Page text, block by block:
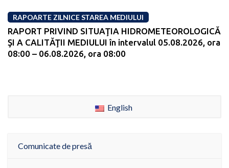
RAPOARTE ZILNICE STAREA MEDIULUI
RAPORT PRIVIND SITUAŢIA HIDROMETEOROLOGICĂ
ŞI A CALITĂŢII MEDIULUI în intervalul 05.08.2026, ora
08:00 – 06.08.2026, ora 08:00
English
Comunicate de presă